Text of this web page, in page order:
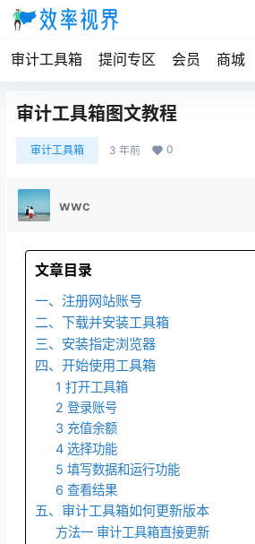
审计工具箱 提问专区 会员 商城
审计工具箱图文教程
审计工具箱 3 年前 0
wwc
文章目录
一、注册网站账号
二、下载并安装工具箱
三、安装指定浏览器
四、开始使用工具箱
1 打开工具箱
2 登录账号
3 充值余额
4 选择功能
5 填写数据和运行功能
6 查看结果
五、审计工具箱如何更新版本
方法一 审计工具箱直接更新